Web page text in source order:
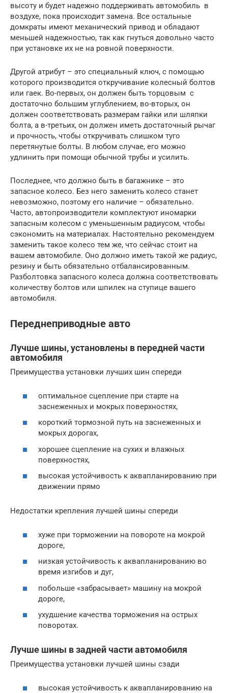
высоту и будет надежно поддерживать автомобиль в
воздухе, пока происходит замена. Все остальные
домкраты имеют механический привод и обладают
меньшей надежностью, так как гнуться довольно часто
при установке их не на ровной поверхности.
Другой атрибут – это специальный ключ, с помощью
которого производится откручивание колесный болтов
или гаек. Во-первых, он должен быть торцовым с
достаточно большим углублением, во-вторых, он
должен соответствовать размерам гайки или шляпки
болта, а в-третьих, он должен иметь достаточный рычаг
и прочность, чтобы откручивать слишком туго
перетянутые болты. В любом случае, его можно
удлинить при помощи обычной трубы и усилить.
Последнее, что должно быть в багажнике – это
запасное колесо. Без него заменить колесо станет
невозможно, поэтому его наличие – обязательно.
Часто, автопроизводители комплектуют иномарки
запасным колесом с уменьшенным радиусом, чтобы
сэкономить на материалах. Настоятельно рекомендуем
заменить такое колесо тем же, что сейчас стоит на
вашем автомобиле. Оно должно иметь такой же радиус,
резину и быть обязательно отбалансированным.
Разболтовка запасного колеса должна соответствовать
количеству болтов или шпилек на ступице вашего
автомобиля.
Переднеприводные авто
Лучше шины, установлены в передней части
автомобиля
Преимущества установки лучших шин спереди
оптимальное сцепление при старте на
заснеженных и мокрых поверхностях,
короткий тормозной путь на заснеженных и
мокрых дорогах,
хорошее сцепление на сухих и влажных
поверхностях,
высокая устойчивость к аквапланированию при
движении прямо
Недостатки крепления лучшей шины спереди
хуже при торможении на повороте на мокрой
дороге,
низкая устойчивость к аквапланированию во
время изгибов и дуг,
побольше «забрасывает» машину на мокрой
дороге,
ухудшение качества торможения на острых
поворотах.
Лучше шины в задней части автомобиля
Преимущества установки лучшей шины сзади
высокая устойчивость к аквапланированию на